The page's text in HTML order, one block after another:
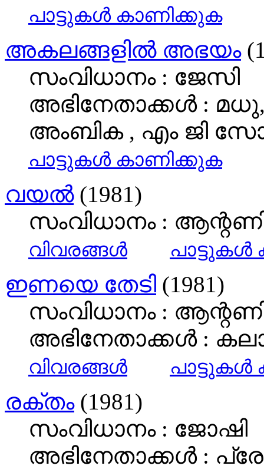
പാട്ടുകള്‍ കാണിക്കുക
അകലങ്ങളിൽ അഭയം
സംവിധാനം : ജേസി
അഭിനേതാക്കള്‍ :
അംബിക , എം ജി
പാട്ടുകള്‍ കാണിക്കുക
വയല്‍(1981)
സംവിധാനം :
വിവരങ്ങള്‍ പാട്ടുകള്‍
ഇണയെ തേടി (1981)
സംവിധാനം :
അഭിനേതാക്കള്‍ :
വിവരങ്ങള്‍ പാട്ടുകള്‍
രക്തം(1981)
സംവിധാനം : ജോഷി
അഭിനേതാക്കള്‍ :